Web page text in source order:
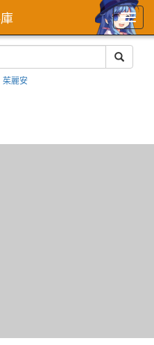
主
選
單
茱麗安